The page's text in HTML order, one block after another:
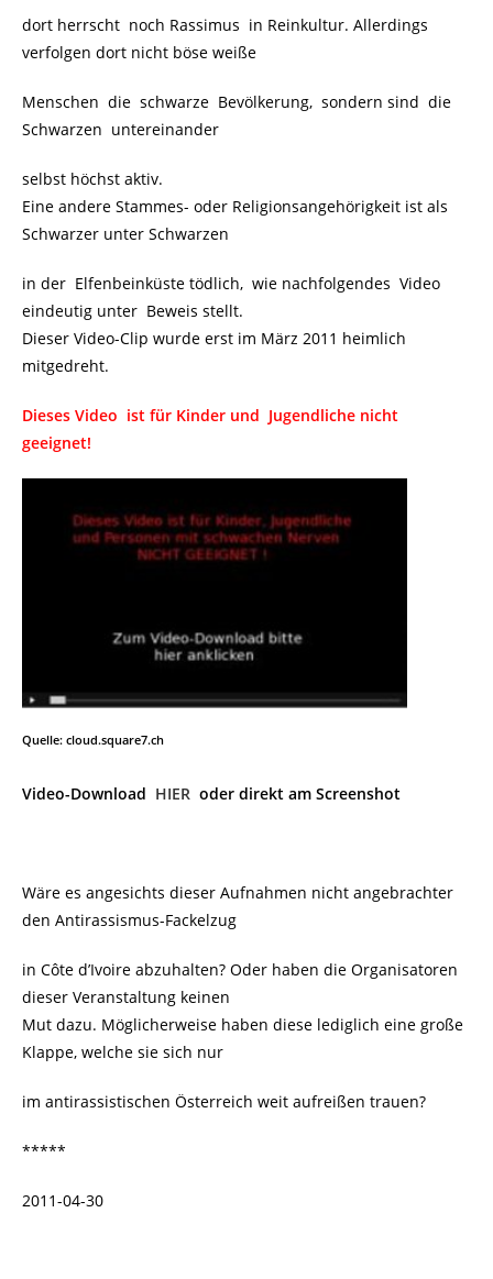
dort herrscht noch Rassimus in Reinkultur. Allerdings
verfolgen dort nicht böse weiße
Menschen die schwarze Bevölkerung, sondern sind die
Schwarzen untereinander
selbst höchst aktiv.
Eine andere Stammes- oder Religionsangehörigkeit ist als
Schwarzer unter Schwarzen
in der Elfenbeinküste tödlich, wie nachfolgendes Video
eindeutig unter Beweis stellt.
Dieser Video-Clip wurde erst im März 2011 heimlich
mitgedreht.
Dieses Video ist für Kinder und Jugendliche nicht
geeignet!
Quelle: cloud.square7.ch
Video-Download HIER oder direkt am Screenshot
Wäre es angesichts dieser Aufnahmen nicht angebrachter
den Antirassismus-Fackelzug
in Côte d’Ivoire abzuhalten? Oder haben die Organisatoren
dieser Veranstaltung keinen
Mut dazu. Möglicherweise haben diese lediglich eine große
Klappe, welche sie sich nur
im antirassistischen Österreich weit aufreißen trauen?
*****
2011-04-30